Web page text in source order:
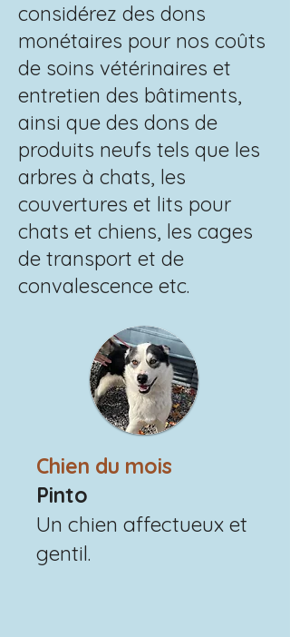
considérez des dons
monétaires pour nos coûts
de soins vétérinaires et
entretien des bâtiments,
ainsi que des dons de
produits neufs tels que les
arbres à chats, les
couvertures et lits pour
chats et chiens, les cages
de transport et de
convalescence etc.
Chien du mois
Pinto
Un chien affectueux et
gentil.